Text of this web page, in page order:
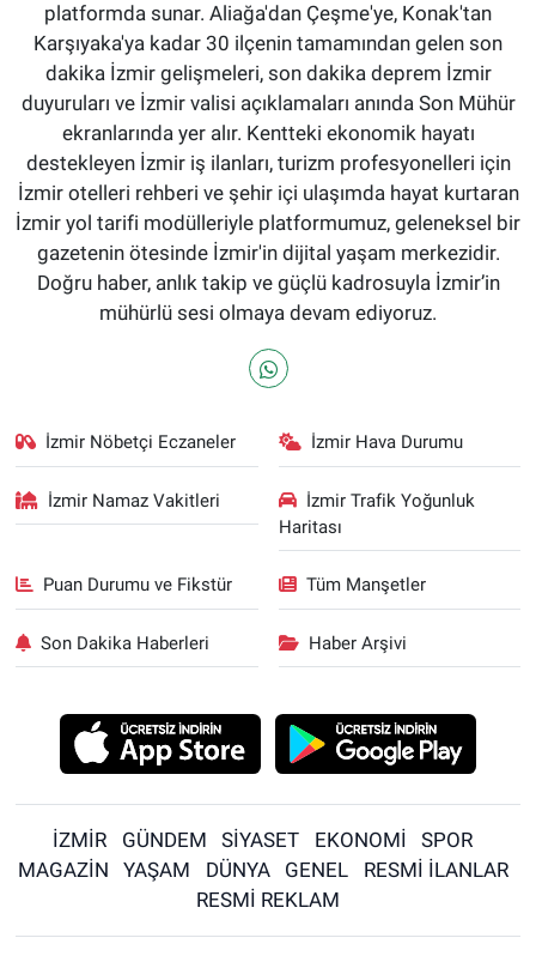
platformda sunar. Aliağa'dan Çeşme'ye, Konak'tan
Karşıyaka'ya kadar 30 ilçenin tamamından gelen son
dakika İzmir gelişmeleri, son dakika deprem İzmir
duyuruları ve İzmir valisi açıklamaları anında Son Mühür
ekranlarında yer alır. Kentteki ekonomik hayatı
destekleyen İzmir iş ilanları, turizm profesyonelleri için
İzmir otelleri rehberi ve şehir içi ulaşımda hayat kurtaran
İzmir yol tarifi modülleriyle platformumuz, geleneksel bir
gazetenin ötesinde İzmir'in dijital yaşam merkezidir.
Doğru haber, anlık takip ve güçlü kadrosuyla İzmir’in
mühürlü sesi olmaya devam ediyoruz.
İzmir Nöbetçi Eczaneler İzmir Hava Durumu
İzmir Namaz Vakitleri
İzmir Trafik Yoğunluk
Haritası
Puan Durumu ve Fikstür Tüm Manşetler
Son Dakika Haberleri Haber Arşivi
İZMİR GÜNDEM SİYASET EKONOMİ
SPOR
MAGAZİN
YAŞAM DÜNYA GENEL
RESMİ İLANLAR
RESMİ REKLAM